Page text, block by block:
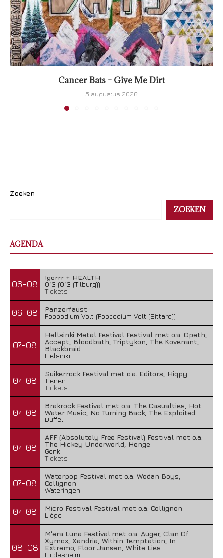
Cancer Bats – Give Me Dirt
5 augustus 2026
Zoeken
ZOEKEN
AGENDA
06-08
Igorrr + HEALTH
013 (013 (Tilburg))
Tickets
06-08
Panzerfaust
Poppodium Volt (Poppodium Volt (Sittard))
07-08
Hellsinki Metal Festival Festival met o.a. Opeth,
Accept, Bloodbath, Triptykon, The Kovenant,
Blackbraid
Helsinki
07-08
Suikerrock Festival met o.a. Editors, Hiqpy
Tienen
Tickets
07-08
Brakrock Festival met o.a. The Casualties, Hot
Water Music, No Turning Back, The Exploited
Duffel
07-08
AFF (Absolutely Free Festival) Festival met o.a.
The Hickey Underworld, Henge
Genk
Tickets
07-08
Waterpop Festival met o.a. Wodan Boys,
Collignon
Wateringen
07-08
Micro Festival Festival met o.a. Collignon
Liège
08-08
M'era Luna Festival met o.a. Auger, Clan Of
Xymox, Xandria, Within Temptation, In
Extremo, Floor Jansen, White Lies
Hildesheim